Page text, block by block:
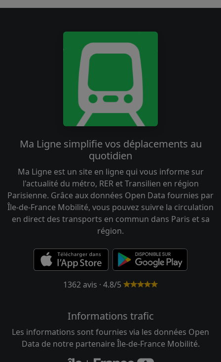
Ma Ligne simplifie vos déplacements au
quotidien
Ma Ligne est un site en ligne qui vous informe sur
l'actualité du métro, RER et Transilien en région
Parisienne. Grâce aux données Open Data fournies par
Île-de-France Mobilité, vous pouvez suivre la circulation
en direct des transports en commun dans Paris et sa
région.
1362 avis · 4.8/5
Informations trafic
Les informations sont fournies via les données Open
Data de notre partenaire Île-de-France Mobilité.